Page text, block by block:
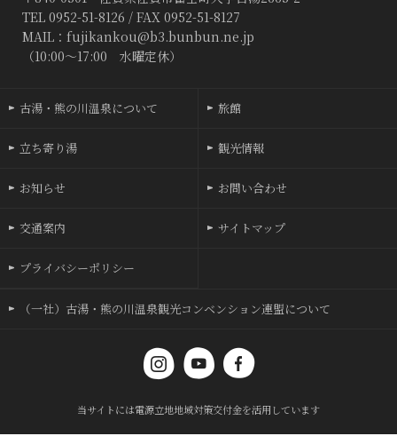
TEL 0952-51-8126 / FAX 0952-51-8127
MAIL： fujikankou@b3.bunbun.ne.jp
（10:00〜17:00 水曜定休）
古湯・熊の川温泉について 旅館
立ち寄り湯 観光情報
お知らせ お問い合わせ
交通案内 サイトマップ
プライバシーポリシー
（一社）古湯・熊の川温泉観光コンベンション連盟について
当サイトには電源立地地域対策交付金を活用しています